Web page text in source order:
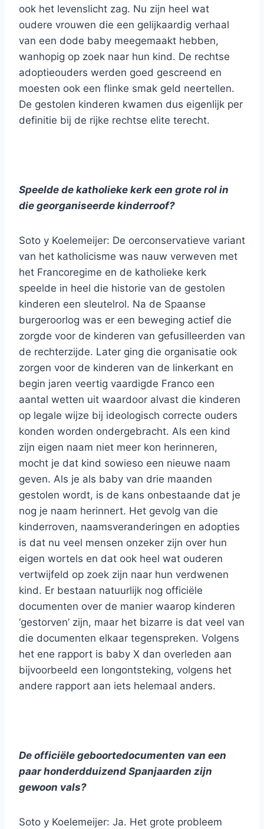
ook het levenslicht zag. Nu zijn heel wat
oudere vrouwen die een gelijkaardig verhaal
van een dode baby meegemaakt hebben,
wanhopig op zoek naar hun kind. De rechtse
adoptieouders werden goed gescreend en
moesten ook een flinke smak geld neertellen.
De gestolen kinderen kwamen dus eigenlijk per
definitie bij de rijke rechtse elite terecht.
Speelde de katholieke kerk een grote rol in
die georganiseerde kinderroof?
Soto y Koelemeijer: De oerconservatieve variant
van het katholicisme was nauw verweven met
het Francoregime en de katholieke kerk
speelde in heel die historie van de gestolen
kinderen een sleutelrol. Na de Spaanse
burgeroorlog was er een beweging actief die
zorgde voor de kinderen van gefusilleerden van
de rechterzijde. Later ging die organisatie ook
zorgen voor de kinderen van de linkerkant en
begin jaren veertig vaardigde Franco een
aantal wetten uit waardoor alvast die kinderen
op legale wijze bij ideologisch correcte ouders
konden worden ondergebracht. Als een kind
zijn eigen naam niet meer kon herinneren,
mocht je dat kind sowieso een nieuwe naam
geven. Als je als baby van drie maanden
gestolen wordt, is de kans onbestaande dat je
nog je naam herinnert. Het gevolg van die
kinderroven, naamsveranderingen en adopties
is dat nu veel mensen onzeker zijn over hun
eigen wortels en dat ook heel wat ouderen
vertwijfeld op zoek zijn naar hun verdwenen
kind. Er bestaan natuurlijk nog officiële
documenten over de manier waarop kinderen
‘gestorven’ zijn, maar het bizarre is dat veel van
die documenten elkaar tegenspreken. Volgens
het ene rapport is baby X dan overleden aan
bijvoorbeeld een longontsteking, volgens het
andere rapport aan iets helemaal anders.
De officiële geboortedocumenten van een
paar honderdduizend Spanjaarden zijn
gewoon vals?
Soto y Koelemeijer: Ja. Het grote probleem